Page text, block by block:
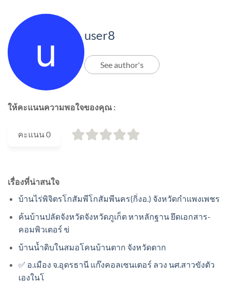
user8
See author's
ให้คะแนนความพอใจของคุณ :
คะแนน0
เรื่องที่น่าสนใจ
บ้านไร่พิจิตรโกสัมพีโกสัมพีนคร(กิ่งอ.) จังหวัดกำแพงเพชร
ค้นบ้านปลัดจังหวัดจังหวัดภูเก็ต หาหลักฐาน ยึดเอกสาร-
คอมพิวเตอร์ ข่
บ้านน้ำดิบในสมอโคนบ้านตาก จังหวัดตาก
✅ อ.เมือง จ.อุดรธานี แก๊งคอลเซนเตอร์ ลวง นศ.สาวขังตัว
เองในโ